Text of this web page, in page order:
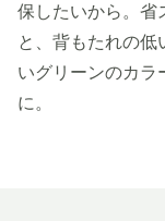
保したいから。省
と、背もたれの低
いグリーンのカラ
に。